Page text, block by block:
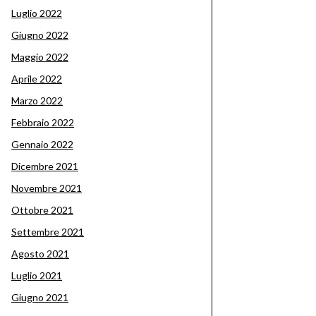
Luglio 2022
Giugno 2022
Maggio 2022
Aprile 2022
Marzo 2022
Febbraio 2022
Gennaio 2022
Dicembre 2021
Novembre 2021
Ottobre 2021
Settembre 2021
Agosto 2021
Luglio 2021
Giugno 2021